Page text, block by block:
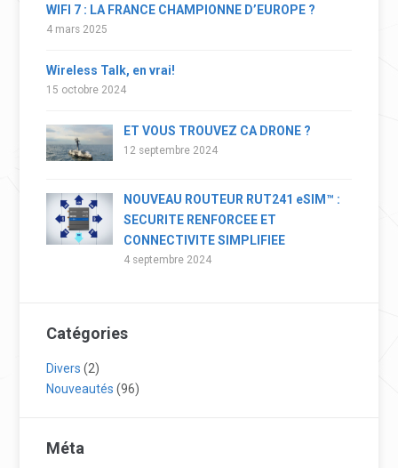
WIFI 7 : LA FRANCE CHAMPIONNE D’EUROPE ?
4 mars 2025
Wireless Talk, en vrai!
15 octobre 2024
ET VOUS TROUVEZ CA DRONE ?
12 septembre 2024
NOUVEAU ROUTEUR RUT241 eSIM™ :
SECURITE RENFORCEE ET
CONNECTIVITE SIMPLIFIEE
4 septembre 2024
Catégories
Divers (2)
Nouveautés (96)
Méta